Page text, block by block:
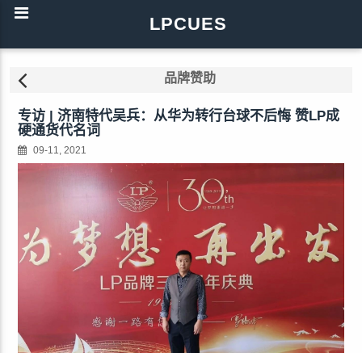
LPCUES
品牌赞助
专访 | 济南特代吴兵：从华为转行台球不后悔 赞LP成
硬通货代名词
09-11, 2021